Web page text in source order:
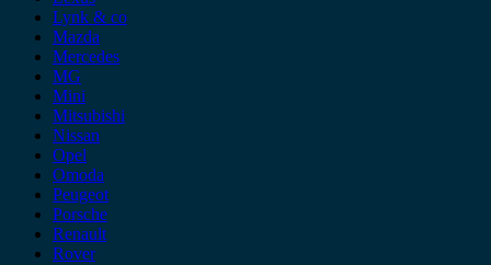
Lynk & co
Mazda
Mercedes
MG
Mini
Mitsubishi
Nissan
Opel
Omoda
Peugeot
Porsche
Renault
Rover